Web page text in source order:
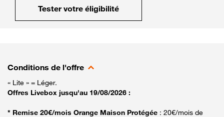
Tester votre éligibilité
Conditions de l'offre
« Lite » = Léger.
Offres Livebox jusqu'au 19/08/2026 :
* Remise 20€/mois Orange Maison Protégée : 20€/mois de